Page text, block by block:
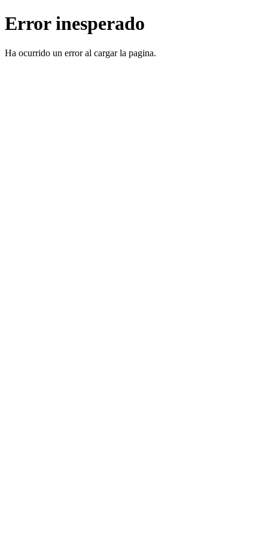
Error inesperado
Ha ocurrido un error al cargar la pagina.